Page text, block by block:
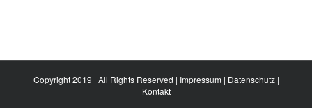
Copyright 2019 | All Rights Reserved | Impressum | Datenschutz|
Kontakt